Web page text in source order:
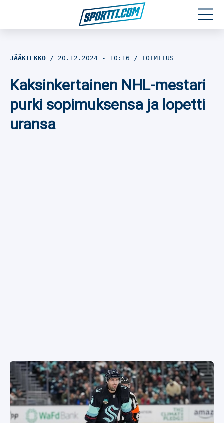
Jalkapallo
Yleisurheilu
JÄÄKIEKKO 20.12.2024 - 10:16 TOIMITUS
Kaksinkertainen NHL-mestari
purki sopimuksensa ja lopetti
uransa